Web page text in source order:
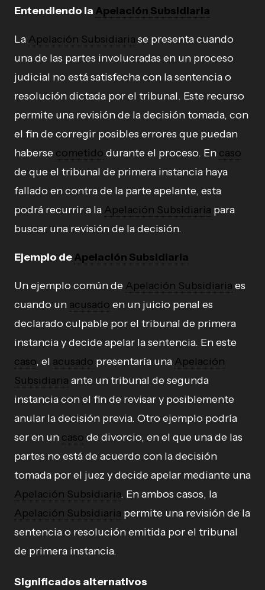
Entendiendo la Apelación Subsidiaria
La Apelación Subsidiaria se presenta cuando
una de las partes involucradas en un proceso
judicial no está satisfecha con la sentencia o
resolución dictada por el tribunal. Este recurso
permite una revisión de la decisión tomada, con
el fin de corregir posibles errores que puedan
haberse cometido durante el proceso. En caso
de que el tribunal de primera instancia haya
fallado en contra de la parte apelante, esta
podrá recurrir a la Apelación Subsidiaria para
buscar una revisión de la decisión.
Ejemplo deApelación Subsidiaria
Un ejemplo común de Apelación Subsidiaria es
cuando un acusado en un juicio penal es
declarado culpable por el tribunal de primera
instancia y decide apelar la sentencia. En este
caso, el acusado presentaría una Apelación
Subsidiaria ante un tribunal de segunda
instancia con el fin de revisar y posiblemente
anular la decisión previa. Otro ejemplo podría
ser en un caso de divorcio, en el que una de las
partes no está de acuerdo con la decisión
tomada por el juez y decide apelar mediante una
Apelación Subsidiaria. En ambos casos, la
Apelación Subsidiaria permite una revisión de la
sentencia o resolución emitida por el tribunal
de primera instancia.
Significados alternativos